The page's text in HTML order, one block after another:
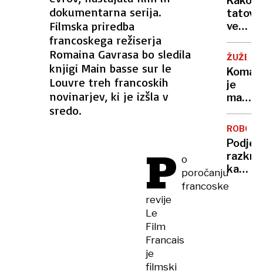
dokumentarna serija.
Filmska priredba
francoskega režiserja
Romaina Gavrasa bo sledila
knjigi Main basse sur le
Louvre treh francoskih
novinarjev, ki je izšla v
sredo.
P o
poročanju
francoske
revije
Le
Film
Francais
je
filmski
tatovi
vedo,
da
vas
ni
doma?
za
pred
je
manj
kot
– in
to ni
dobra
novica
ROBOTI
kako